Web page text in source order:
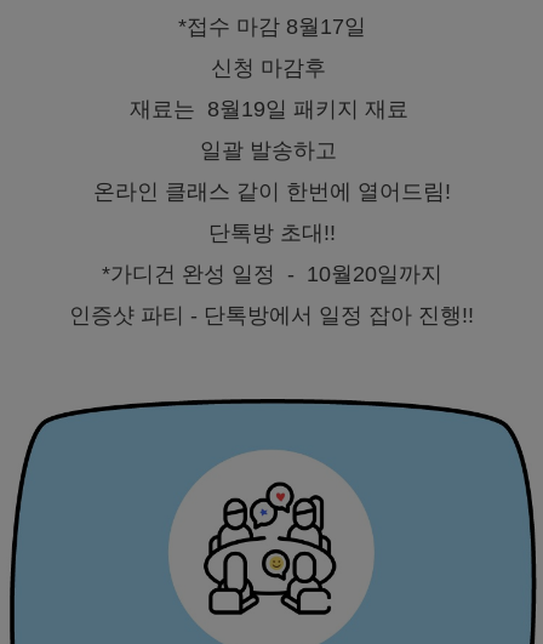
*접수 마감 8월17일
신청 마감후
재료는 8월19일 패키지 재료
일괄 발송하고
온라인 클래스 같이 한번에 열어드림!
단톡방 초대!!
*가디건 완성 일정 - 10월20일까지
인증샷 파티 - 단톡방에서 일정 잡아 진행!!